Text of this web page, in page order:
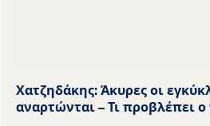
Χατζηδάκης: Άκυρες οι
αναρτώνται – Τι προβλέπει ο